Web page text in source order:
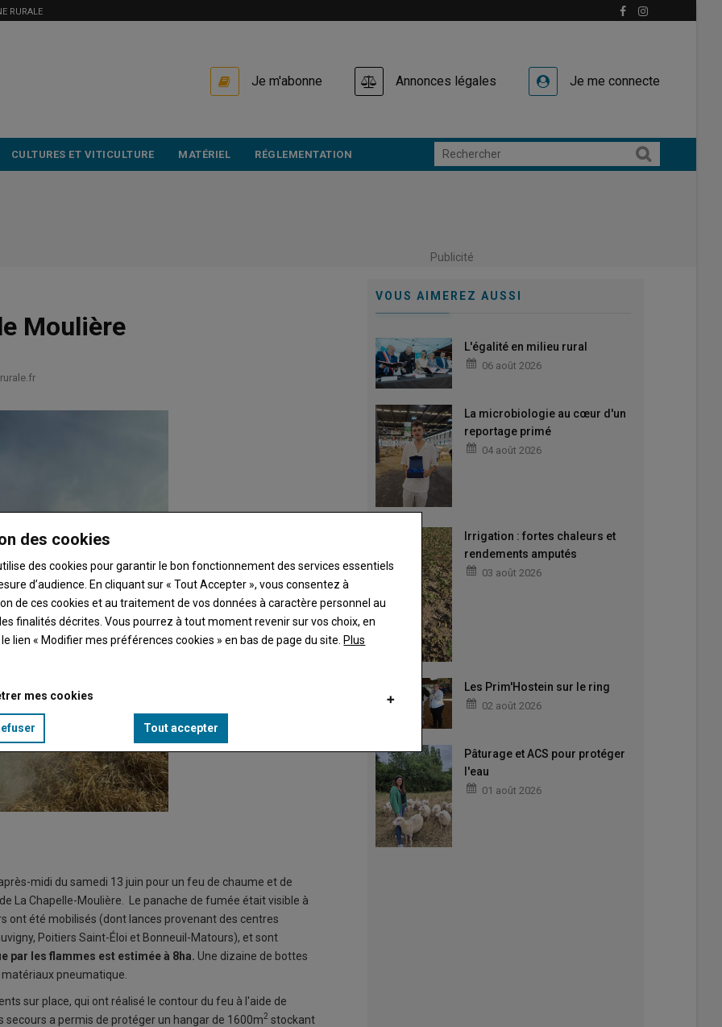
RURALE
Je m'abonne Annonces légales Je me connecte
CULTURES ET VITICULTURE MATÉRIEL RÉGLEMENTATION
Publicité
Moulière
midi du samedi 13 juin pour un feu de chaume et de
La Chapelle-Moulière. Le panache de fumée était visible à
ont été mobilisés (dont lances provenant des centres
Poitiers Saint-Éloi et Bonneuil-Matours), et sont
par les flammes est estimée à 8ha. Une dizaine de bottes
pneumatique.
sur place, qui ont réalisé le contour du feu à l'aide de
a permis de protéger un hangar de 1600m2 stockant
VOUS AIMEREZ AUSSI
L'égalité en milieu rural
06 août 2026
La microbiologie au cœur d'un
reportage primé
04 août 2026
Irrigation : fortes chaleurs et
rendements amputés
03 août 2026
Les Prim'Hostein sur le ring
02 août 2026
Pâturage et ACS pour protéger
l'eau
01 août 2026
des cookies
des cookies pour garantir le bon fonctionnement des services essentiels
d’audience. En cliquant sur « Tout Accepter », vous consentez à
de ces cookies et au traitement de vos données à caractère personnel au
finalités décrites. Vous pourrez à tout moment revenir sur vos choix, en
lien « Modifier mes préférences cookies » en bas de page du site. Plus
mes cookies
Tout accepter